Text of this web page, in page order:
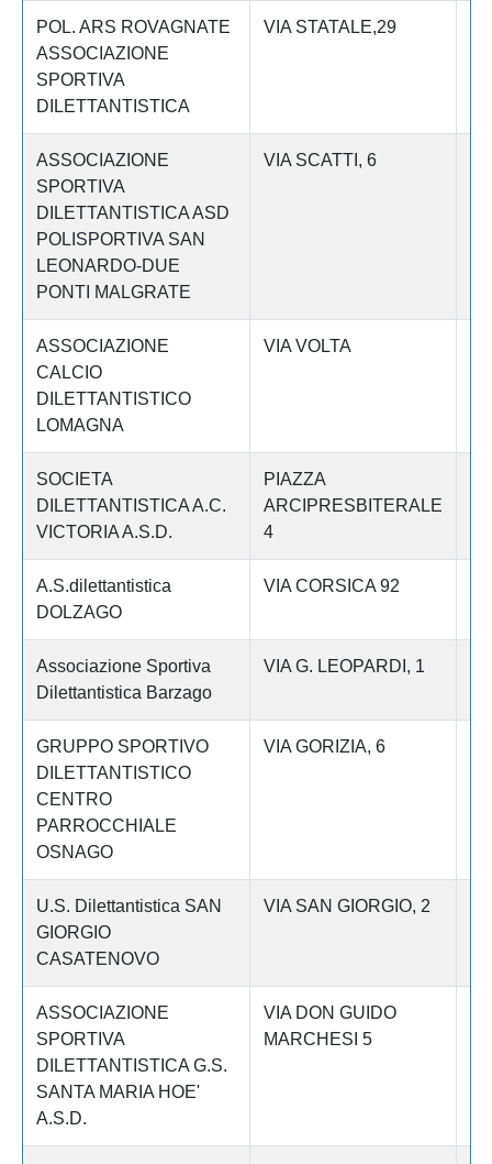
POL. ARS ROVAGNATE
ASSOCIAZIONE
SPORTIVA
DILETTANTISTICA
VIA STATALE,29
ASSOCIAZIONE
SPORTIVA
DILETTANTISTICA ASD
POLISPORTIVA SAN
LEONARDO-DUE
PONTI MALGRATE
VIA SCATTI, 6
ASSOCIAZIONE
CALCIO
DILETTANTISTICO
LOMAGNA
VIA VOLTA
SOCIETA
DILETTANTISTICA A.C.
VICTORIA A.S.D.
PIAZZA
ARCIPRESBITERALE
4
A.S.dilettantistica
DOLZAGO
VIA CORSICA 92
Associazione Sportiva
Dilettantistica Barzago
VIA G. LEOPARDI, 1
GRUPPO SPORTIVO
DILETTANTISTICO
CENTRO
PARROCCHIALE
OSNAGO
VIA GORIZIA, 6
U.S. Dilettantistica SAN
GIORGIO
CASATENOVO
VIA SAN GIORGIO, 2
ASSOCIAZIONE
SPORTIVA
DILETTANTISTICA G.S.
SANTA MARIA HOE'
A.S.D.
VIA DON GUIDO
MARCHESI 5